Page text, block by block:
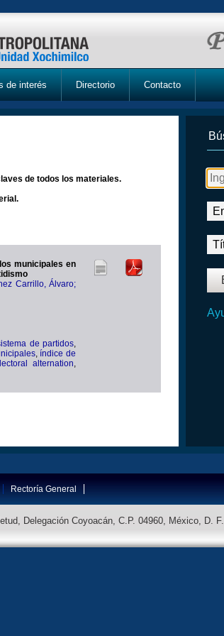
de interés Directorio Contacto
de todos los materiales.
municipales en
Carrillo, Álvaro;
de partidos
índice de
alternation
Rectoría General
Delegación Coyoacán, C.P. 04960, México, D.